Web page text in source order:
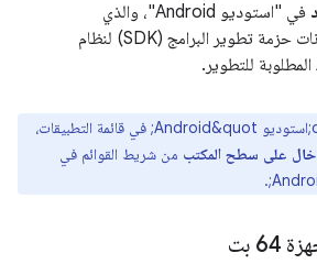
في "استوديو Android"، والذي
يتضمّن تنزيل مكوّنات حزمة تطوير البرامج (SDK) لنظام
لإتاحة &quot;استوديو Android&quot; في قائمة التطبيقات،
على سطح المكتب من شريط القوائم في
بت